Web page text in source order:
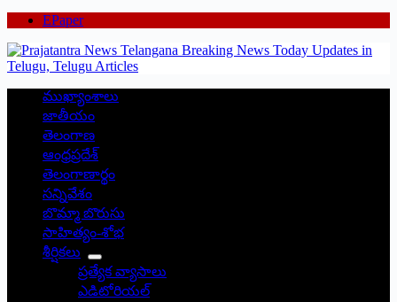
EPaper
ముఖ్యాంశాలు
జాతీయం
తెలంగాణ
ఆంధ్రప్రదేశ్
తెలంగాణార్థం
సన్నివేశం
బొమ్మా బొరుసు
సాహిత్యం-శోభ
శీర్షికలు
ప్రత్యేక వ్యాసాలు
ఎడిటోరియల్